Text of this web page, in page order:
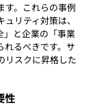
す。これらの事例
リティ対策は、
」と企業の「事業
れるべきです。サ
リスクに昇格した
性